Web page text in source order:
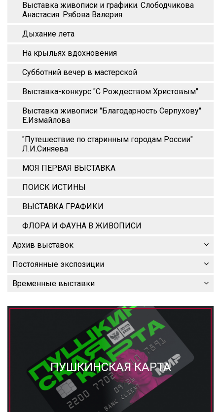
Выставка живописи и графики. Слободчикова
Анастасия. Рябова Валерия.
Дыхание лета
На крыльях вдохновения
Субботний вечер в мастерской
Выставка-конкурс "С Рождеством Христовым"
Выставка живописи "Благодарность Серпухову"
Е.Измайлова
"Путешествие по старинным городам России"
Л.И.Синяева
МОЯ ПЕРВАЯ ВЫСТАВКА
ПОИСК ИСТИНЫ
ВЫСТАВКА ГРАФИКИ
ФЛОРА И ФАУНА В ЖИВОПИСИ
Архив выставок
Постоянные экспозиции
Временные выставки
ПУШКИНСКАЯ КАРТА